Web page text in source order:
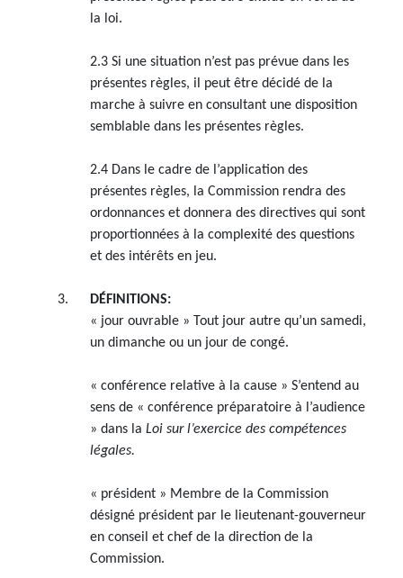
la loi.
2.3 Si une situation n’est pas prévue dans les
présentes règles, il peut être décidé de la
marche à suivre en consultant une disposition
semblable dans les présentes règles.
2.4 Dans le cadre de l’application des
présentes règles, la Commission rendra des
ordonnances et donnera des directives qui sont
proportionnées à la complexité des questions
et des intérêts en jeu.
DÉFINITIONS:
« jour ouvrable » Tout jour autre qu’un samedi,
un dimanche ou un jour de congé.
« conférence relative à la cause » S’entend au
sens de « conférence préparatoire à l’audience
» dans la Loi sur l’exercice des compétences
légales.
« président » Membre de la Commission
désigné président par le lieutenant-gouverneur
en conseil et chef de la direction de la
Commission.